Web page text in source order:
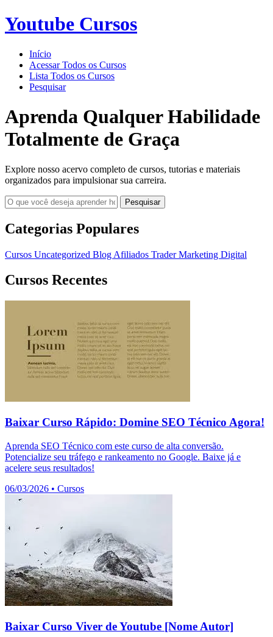
Youtube Cursos
Início
Acessar Todos os Cursos
Lista Todos os Cursos
Pesquisar
Aprenda Qualquer Habilidade
Totalmente de Graça
Explore nosso acervo completo de cursos, tutorias e materiais
organizados para impulsionar sua carreira.
Pesquisar
Categorias Populares
Cursos Uncategorized Blog Afiliados TraderMarketing Digital
Cursos Recentes
Baixar Curso Rápido: Domine SEO Técnico Agora!
Aprenda SEO Técnico com este curso de alta conversão.
Potencialize seu tráfego e rankeamento no Google. Baixe já e
acelere seus resultados!
06/03/2026 • Cursos
Baixar Curso Viver de Youtube [Nome Autor]